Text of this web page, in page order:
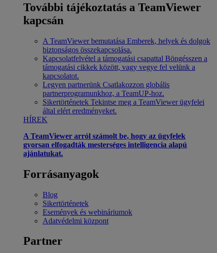
További tájékoztatás a TeamViewer
kapcsán
A TeamViewer bemutatása Emberek, helyek és dolgok
biztonságos összekapcsolása.
Kapcsolatfelvétel a támogatási csapattal Böngésszen a
támogatási cikkek között, vagy vegye fel velünk a
kapcsolatot.
Legyen partnerünk Csatlakozzon globális
partnerprogramunkhoz, a TeamUP-hoz.
Sikertörténetek Tekintse meg a TeamViewer ügyfelei
által elért eredményeket.
HÍREK
A TeamViewer arról számolt be, hogy az ügyfelek
gyorsan elfogadták mesterséges intelligencia alapú
ajánlatukat.
Forrásanyagok
Blog
Sikertörténetek
Események és webináriumok
Adatvédelmi központ
Partner